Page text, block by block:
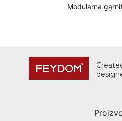
Modularna